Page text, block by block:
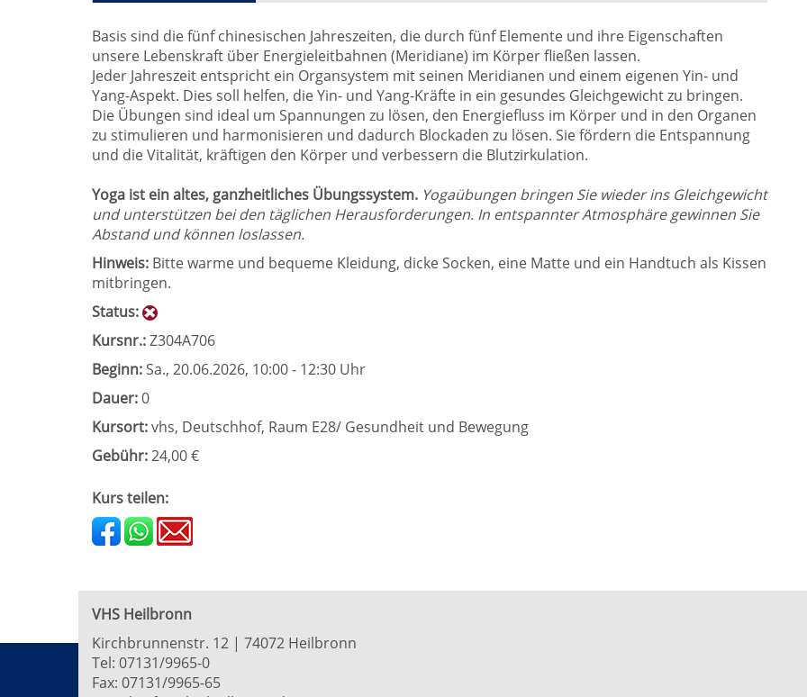
Basis sind die fünf chinesischen Jahreszeiten, die durch fünf Elemente und ihre Eigenschaften
unsere Lebenskraft über Energieleitbahnen (Meridiane) im Körper fließen lassen.
Jeder Jahreszeit entspricht ein Organsystem mit seinen Meridianen und einem eigenen Yin- und
Yang-Aspekt. Dies soll helfen, die Yin- und Yang-Kräfte in ein gesundes Gleichgewicht zu bringen.
Die Übungen sind ideal um Spannungen zu lösen, den Energiefluss im Körper und in den Organen
zu stimulieren und harmonisieren und dadurch Blockaden zu lösen. Sie fördern die Entspannung
und die Vitalität, kräftigen den Körper und verbessern die Blutzirkulation.
Yoga ist ein altes, ganzheitliches Übungssystem. Yogaübungen bringen Sie wieder ins Gleichgewicht
und unterstützen bei den täglichen Herausforderungen. In entspannter Atmosphäre gewinnen Sie
Abstand und können loslassen.
Hinweis: Bitte warme und bequeme Kleidung, dicke Socken, eine Matte und ein Handtuch als Kissen
mitbringen.
Status:
Kursnr.:Z304A706
Beginn:Sa., 20.06.2026, 10:00 - 12:30 Uhr
Dauer:0
Kursort:vhs, Deutschhof, Raum E28/ Gesundheit und Bewegung
Gebühr:24,00 €
Kurs teilen:
VHS Heilbronn
Kirchbrunnenstr. 12 | 74072 Heilbronn
Tel: 07131/9965-0
Fax: 07131/9965-65